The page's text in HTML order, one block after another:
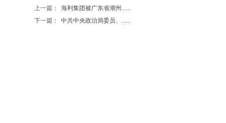
上一篇：
海利集团被广东省潮州......
下一篇：
中共中央政治局委员、......